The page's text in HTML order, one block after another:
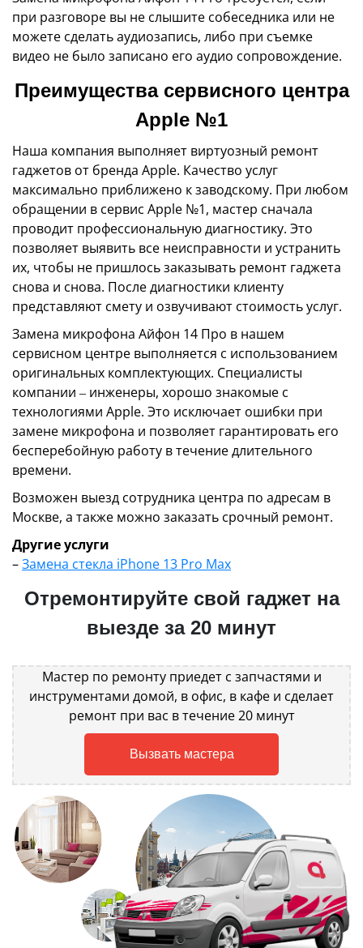
при разговоре вы не слышите собеседника или не
можете сделать аудиозапись, либо при съемке
видео не было записано его аудио сопровождение.
Преимущества сервисного центра
Apple №1
Наша компания выполняет виртуозный ремонт
гаджетов от бренда Apple. Качество услуг
максимально приближено к заводскому. При любом
обращении в сервис Apple №1, мастер сначала
проводит профессиональную диагностику. Это
позволяет выявить все неисправности и устранить
их, чтобы не пришлось заказывать ремонт гаджета
снова и снова. После диагностики клиенту
представляют смету и озвучивают стоимость услуг.
Замена микрофона Айфон 14 Про в нашем
сервисном центре выполняется с использованием
оригинальных комплектующих. Специалисты
компании ‒ инженеры, хорошо знакомые с
технологиями Apple. Это исключает ошибки при
замене микрофона и позволяет гарантировать его
бесперебойную работу в течение длительного
времени.
Возможен выезд сотрудника центра по адресам в
Москве, а также можно заказать срочный ремонт.
Другие услуги
–Замена стекла iPhone 13 Pro Max
Отремонтируйте свой гаджет на
выезде за 20 минут
Мастер по ремонту приедет с запчастями и
инструментами домой, в офис, в кафе и сделает
ремонт при вас в течение 20 минут
Вызвать мастера